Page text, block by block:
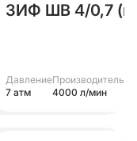
ЗИФ ШВ 4/0,7
Давление
7 атм
4000 л/мин